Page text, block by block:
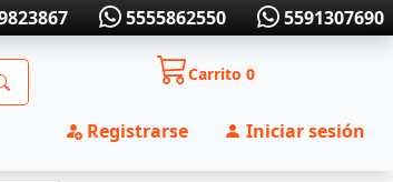
5555862550 5591307690
Carrito0
Registrarse Iniciar sesión